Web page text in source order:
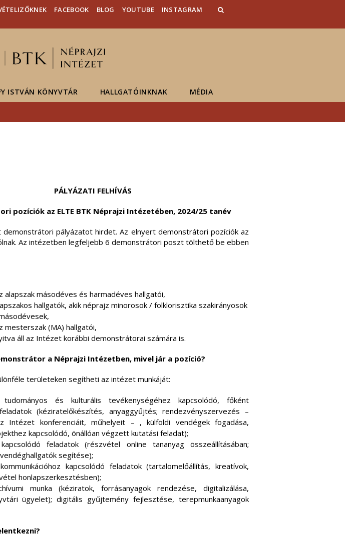
a
FACEBOOK BLOG YOUTUBE INSTAGRAM
ISTVÁN KÖNYVTÁR HALLGATÓINKNAK MÉDIA
PÁLYÁZATI FELHÍVÁS
pozíciók az ELTE BTK Néprajzi Intézetében, 2024/25 tanév
pályázatot hirdet. Az elnyert demonstrátori pozíciók az
Az intézetben legfeljebb 6 demonstrátori poszt tölthető be ebben
alapszak másodéves és harmadéves hallgatói,
hallgatók, akik néprajz minorosok / folklorisztika szakirányosok
mesterszak (MA) hallgatói,
áll az Intézet korábbi demonstrátorai számára is.
a Néprajzi Intézetben, mivel jár a pozíció?
területeken segítheti az intézet munkáját:
és kulturális tevékenységéhez kapcsolódó, főként
(kéziratelőkészítés, anyaggyűjtés; rendezvényszervezés –
Intézet konferenciáit, műhelyeit – , külföldi vendégek fogadása,
kapcsolódó, önállóan végzett kutatási feladat);
feladatok (részvétel online tananyag összeállításában;
segítése);
kapcsolódó feladatok (tartalomelőállítás, kreatívok,
honlapszerkesztésben);
munka (kéziratok, forrásanyagok rendezése, digitalizálása,
ügyelet); digitális gyűjtemény fejlesztése, terepmunkaanyagok